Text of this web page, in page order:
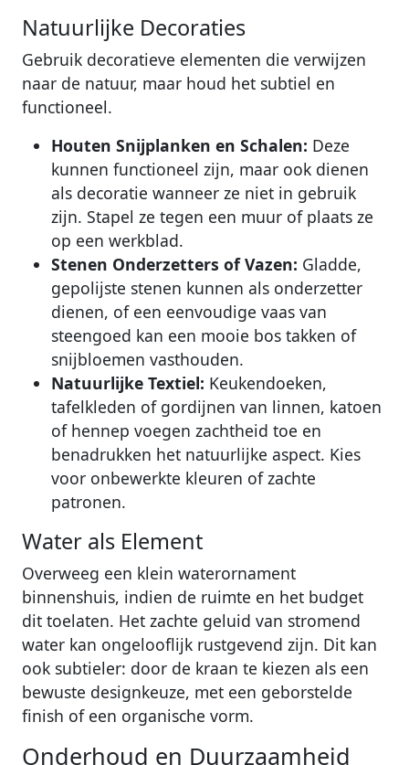
Natuurlijke Decoraties
Gebruik decoratieve elementen die verwijzen
naar de natuur, maar houd het subtiel en
functioneel.
Houten Snijplanken en Schalen: Deze
kunnen functioneel zijn, maar ook dienen
als decoratie wanneer ze niet in gebruik
zijn. Stapel ze tegen een muur of plaats ze
op een werkblad.
Stenen Onderzetters of Vazen: Gladde,
gepolijste stenen kunnen als onderzetter
dienen, of een eenvoudige vaas van
steengoed kan een mooie bos takken of
snijbloemen vasthouden.
Natuurlijke Textiel: Keukendoeken,
tafelkleden of gordijnen van linnen, katoen
of hennep voegen zachtheid toe en
benadrukken het natuurlijke aspect. Kies
voor onbewerkte kleuren of zachte
patronen.
Water als Element
Overweeg een klein waterornament
binnenshuis, indien de ruimte en het budget
dit toelaten. Het zachte geluid van stromend
water kan ongelooflijk rustgevend zijn. Dit kan
ook subtieler: door de kraan te kiezen als een
bewuste designkeuze, met een geborstelde
finish of een organische vorm.
Onderhoud en Duurzaamheid